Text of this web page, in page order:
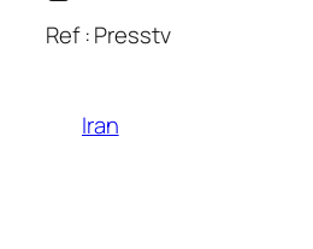
Ref : Presstv
Iran